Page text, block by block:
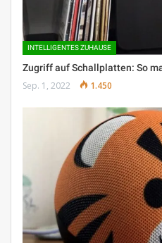
INTELLIGENTES ZUHAUSE
Zugriff auf Schallplatten: So
Sep. 1, 2022 1.450